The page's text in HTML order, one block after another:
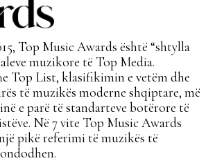
Top Music Awards është “shtylla
muzikore të Top Media.
Top List, klasifikimin e vetëm dhe
të muzikës moderne shqiptare, më
e parë të standarteve botërore të
Në 7 vite Top Music Awards
pikë referimi të muzikës të